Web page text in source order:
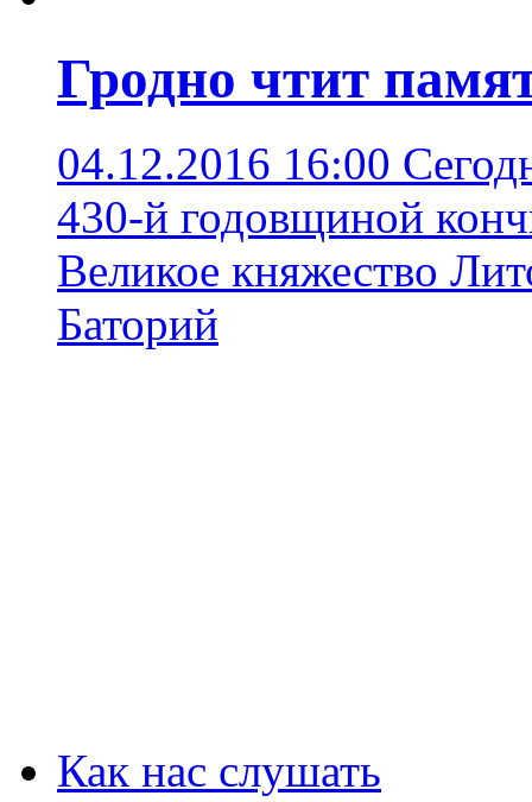
Гродно чтит
04.12.2016 16:00
430-й годовщиной
Великое княжество
Баторий
Как нас слушать